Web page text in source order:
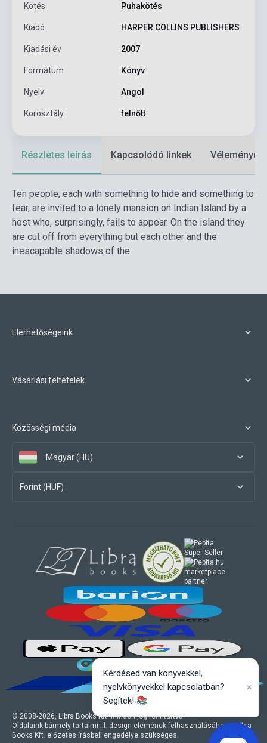
Kötés Puhakötés
Kiadó HARPER COLLINS PUBLISHERS
Kiadási év 2007
Formátum Könyv
Nyelv Angol
Korosztály felnőtt
Részletes leírás Kapcsolódó linkek Vélemények
Ten people, each with something to hide and something to
fear, are invited to a lonely mansion on Indian Island by a
host who, surprisingly, fails to appear. On the island they
are cut off from everything but each other and the
inescapable shadows of the
Elérhetőségeink
Vásárlási feltételek
Közösségi média
Magyar (HU)
Forint (HUF)
© 2008-2026, Libra Books Kft. Minden jog fenntartva.
Oldalaink bármely tartalmi ill. design elemének felhasználásához a Libra
Books Kft. előzetes írásbeli engedélye szükséges.
marketplace
partner
Kérdésed van könyvekkel,
nyelvkönyvekkel kapcsolatban?
Segítek! 📚
×